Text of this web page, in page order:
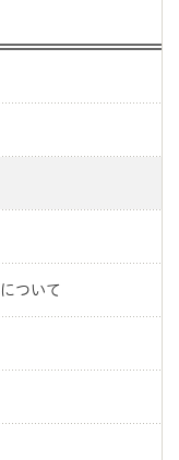
ついて